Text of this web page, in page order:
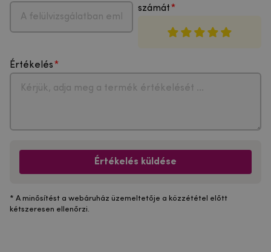
számát
Értékelés
Értékelés küldése
* A minősítést a webáruház üzemeltetője a közzététel előtt
kétszeresen ellenőrzi.